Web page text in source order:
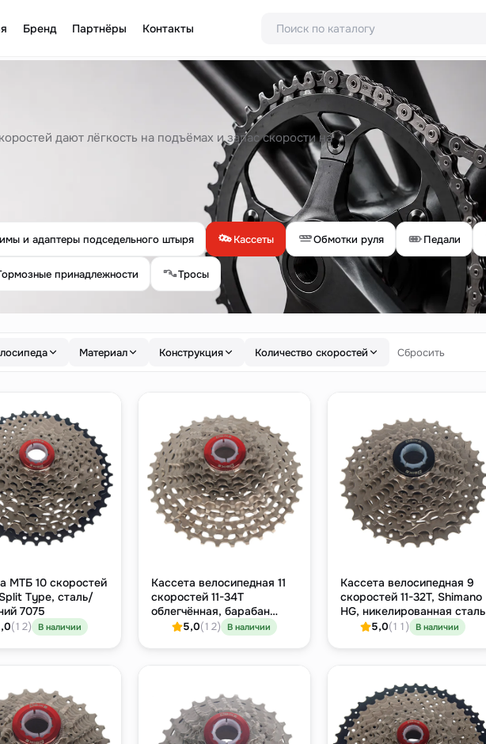
Бренд Партнёры Контакты
дают лёгкость на подъёмах и запас скорости на
и адаптеры подседельного штыря Кассеты Обмотки руля Педали
принадлежности Тросы
Материал Конструкция Количество скоростей Сбросить
МТБ 10 скоростей
Type, сталь/
7075
(12) В наличии
Кассета велосипедная 11
скоростей 11-34T
облегчённая, барабан
Shimano HG
5,0(12) В наличии
Кассета велосипедная 9
скоростей 11-32T, Shimano
HG, никелированная сталь
5,0(11) В наличии